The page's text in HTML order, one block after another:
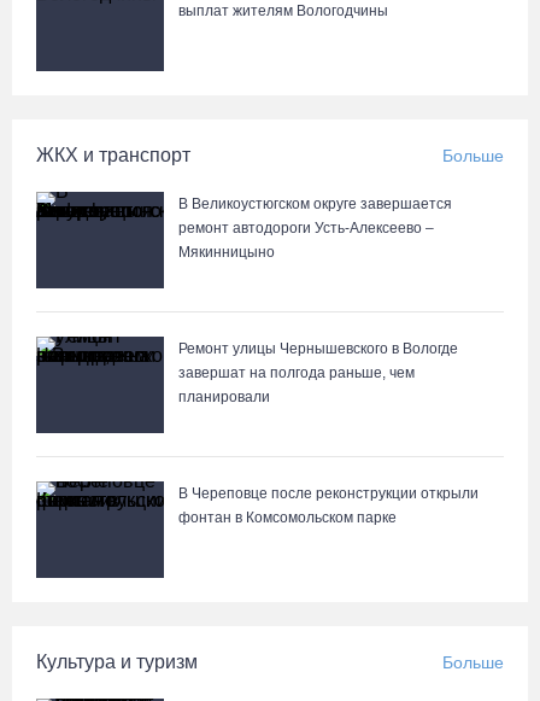
Выборы-2026: кому отдает победу поквартирный опрос
06.08.26 / 17:18
06.08.26 / 17:10
122 школьника из Алчевска прибыли на «Территорию
талантов» в Вологодской области
В Тотемском округе построили три дома для работников села
выплат жителям Вологодчины
ЖКХ и транспорт Больше
В Великоустюгском округе завершается
ремонт автодороги Усть-Алексеево –
Мякинницыно
Ремонт улицы Чернышевского в Вологде
завершат на полгода раньше, чем
планировали
В Череповце после реконструкции открыли
фонтан в Комсомольском парке
Культура и туризм Больше